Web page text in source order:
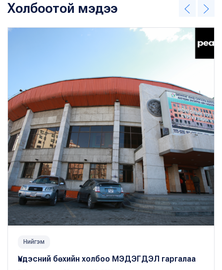
Холбоотой мэдээ
Нийгэм
Үндэсний бөхийн холбоо МЭДЭГДЭЛ гаргалаа